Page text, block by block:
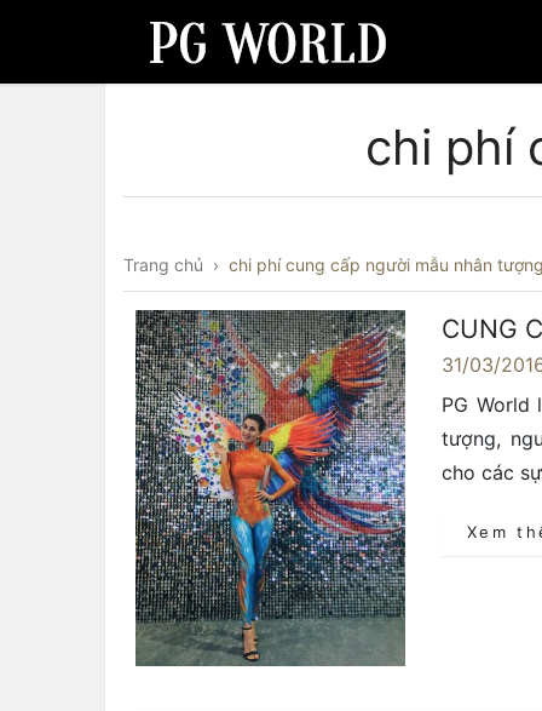
chi phí
Trang chủ › chi phí cung cấp người mẫu nhân
CUNG
31/03/
PG World
tượng,
cho các
Xem